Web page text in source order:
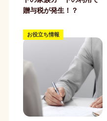
贈与税が発生！？
お役立ち情報